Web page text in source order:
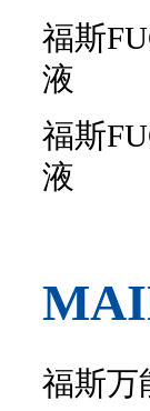
福斯
液
福斯
液
福斯万